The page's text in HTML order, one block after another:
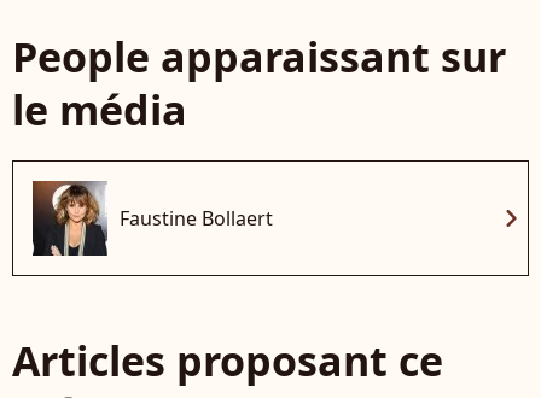
People apparaissant sur
le média
Faustine Bollaert chevron_right
Articles proposant ce